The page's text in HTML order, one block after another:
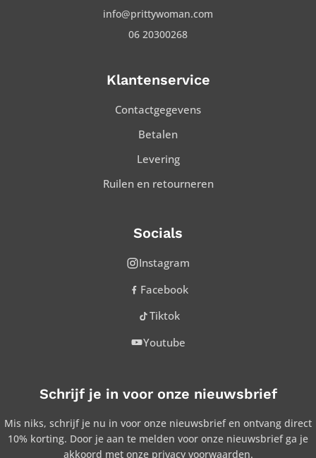
info@prittywoman.com
06 20300268
Klantenservice
Contactgegevens
Betalen
Levering
Ruilen en retourneren
Socials
Instagram
Facebook
Tiktok
Youtube
Schrijf je in voor onze nieuwsbrief
Mis niks, schrijf je nu in voor onze nieuwsbrief en ontvang direct
10% korting. Door je aan te melden voor onze nieuwsbrief ga je
akkoord met onze privacy voorwaarden.